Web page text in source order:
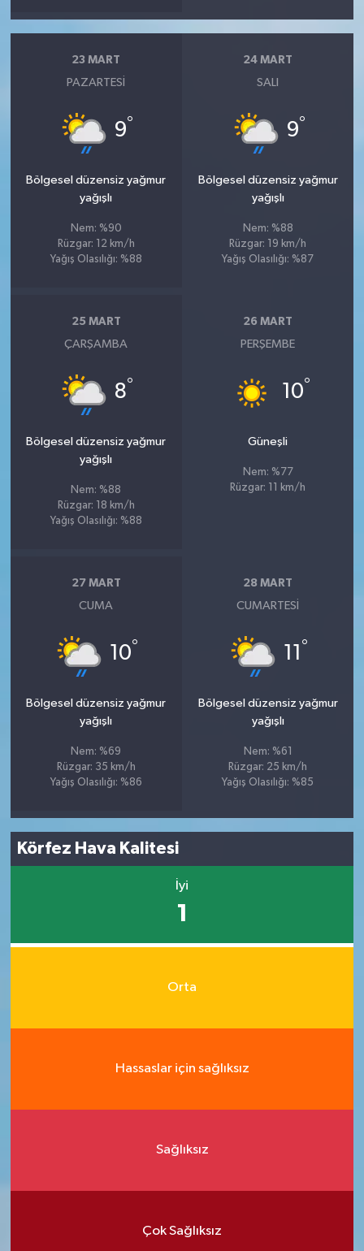
23 MART
PAZARTESI
9°
Bölgesel düzensiz yağmur
yağışlı
Nem: %90
Rüzgar: 12 km/h
Yağış Olasılığı: %88
24 MART
SALI
9°
Bölgesel düzensiz yağmur
yağışlı
Nem: %88
Rüzgar: 19 km/h
Yağış Olasılığı: %87
25 MART
ÇARŞAMBA
8°
Bölgesel düzensiz yağmur
yağışlı
Nem: %88
Rüzgar: 18 km/h
Yağış Olasılığı: %88
26 MART
PERŞEMBE
10°
Güneşli
Nem: %77
Rüzgar: 11 km/h
27 MART
CUMA
10°
Bölgesel düzensiz yağmur
yağışlı
Nem: %69
Rüzgar: 35 km/h
Yağış Olasılığı: %86
28 MART
CUMARTESI
11 °
Bölgesel düzensiz yağmur
yağışlı
Nem: %61
Rüzgar: 25 km/h
Yağış Olasılığı: %85
Körfez Hava Kalitesi
İyi
1
Orta
Hassaslar için sağlıksız
Sağlıksız
Çok Sağlıksız